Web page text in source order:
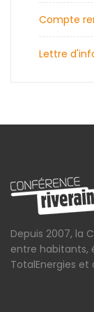
Compte
Lettre
Depuis 2007, la
entre habitants,
TotalEnergies et